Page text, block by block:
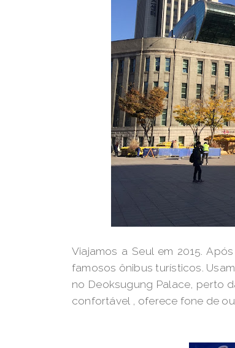
Viajamos a Seul em 2015.
famosos ônibus turísticos.
no Deoksugung Palace, perto
confortável , oferece fone de